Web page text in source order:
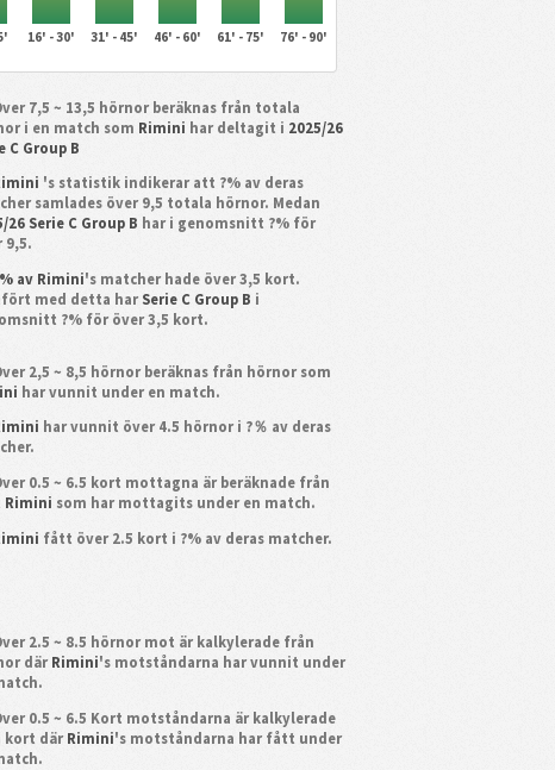
16' - 30' 31' - 45' 46' - 60' 61' - 75' 76' - 90'
7,5 ~ 13,5 hörnor beräknas från totala
i en match som Rimini har deltagit i 2025/26
C Group B
's statistik indikerar att ?% av deras
samlades över 9,5 totala hörnor. Medan
26 Serie C Group B har i genomsnitt ?% för
9,5.
av Rimini's matcher hade över 3,5 kort.
med detta har Serie C Group B i
?% för över 3,5 kort.
2,5 ~ 8,5 hörnor beräknas från hörnor som
har vunnit under en match.
har vunnit över 4.5 hörnor i ?％ av deras
0.5 ~ 6.5 kort mottagna är beräknade från
Rimini som har mottagits under en match.
fått över 2.5 kort i ?% av deras matcher.
2.5 ~ 8.5 hörnor mot är kalkylerade från
därRimini's motståndarna har vunnit under
0.5 ~ 6.5 Kort motståndarna är kalkylerade
kort där Rimini's motståndarna har fått under